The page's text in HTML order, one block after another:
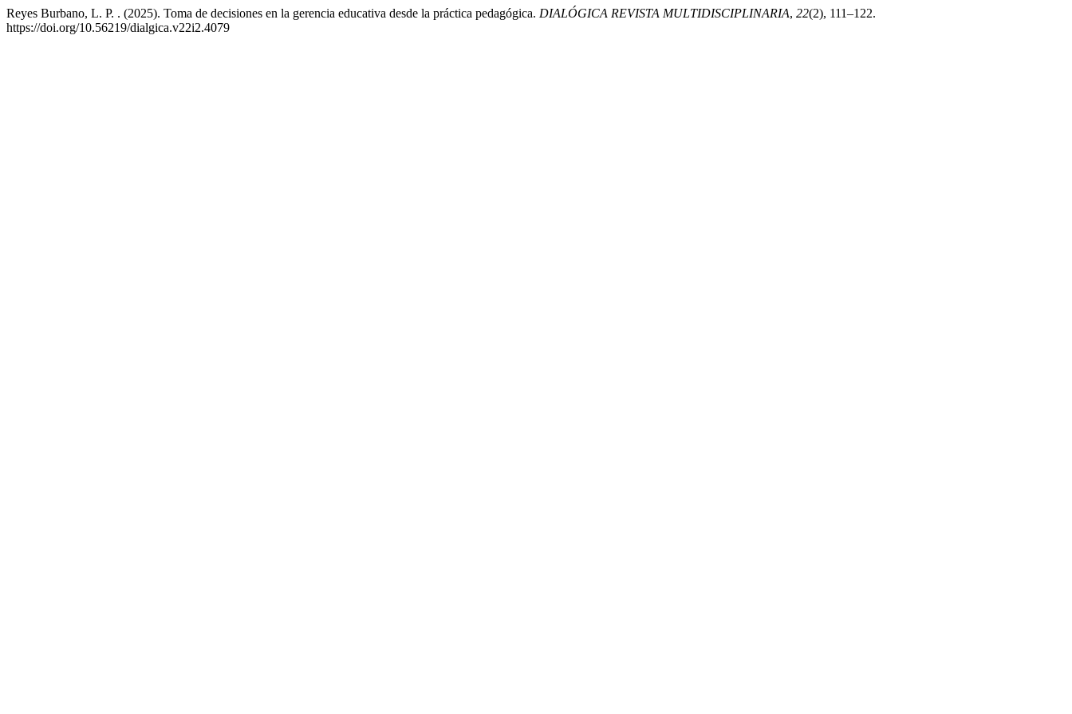
Reyes Burbano, L. P. . (2025). Toma de decisiones en la gerencia educativa desde la práctica pedagógica. DIALÓGICA REVISTA MULTIDISCIPLINARIA, 22(2), 111–122.
https://doi.org/10.56219/dialgica.v22i2.4079